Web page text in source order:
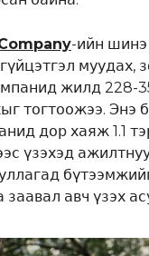
-ийн
муудах,
жилд 228-
тогтоожээ. Энэ
дор хаяж 1.1
үзэхэд
заавал авч үзэх